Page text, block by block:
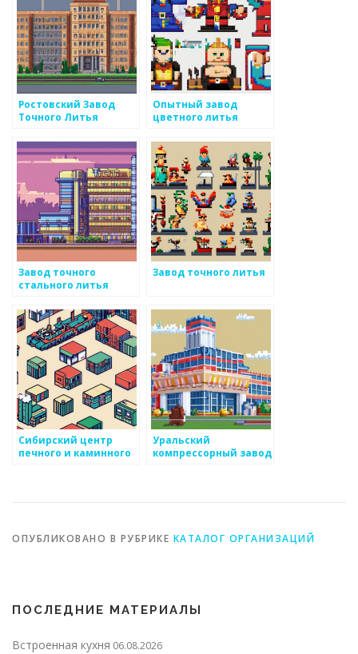
Ростовский Завод
Точного Литья
Опытный завод
цветного литья
Завод точного
стального литья
Завод точного литья
Сибирский центр
печного и каминного
Уральский
компрессорный завод
ОПУБЛИКОВАНО В РУБРИКЕ КАТАЛОГ ОРГАНИЗАЦИЙ
ПОСЛЕДНИЕ МАТЕРИАЛЫ
Встроенная кухня 06.08.2026